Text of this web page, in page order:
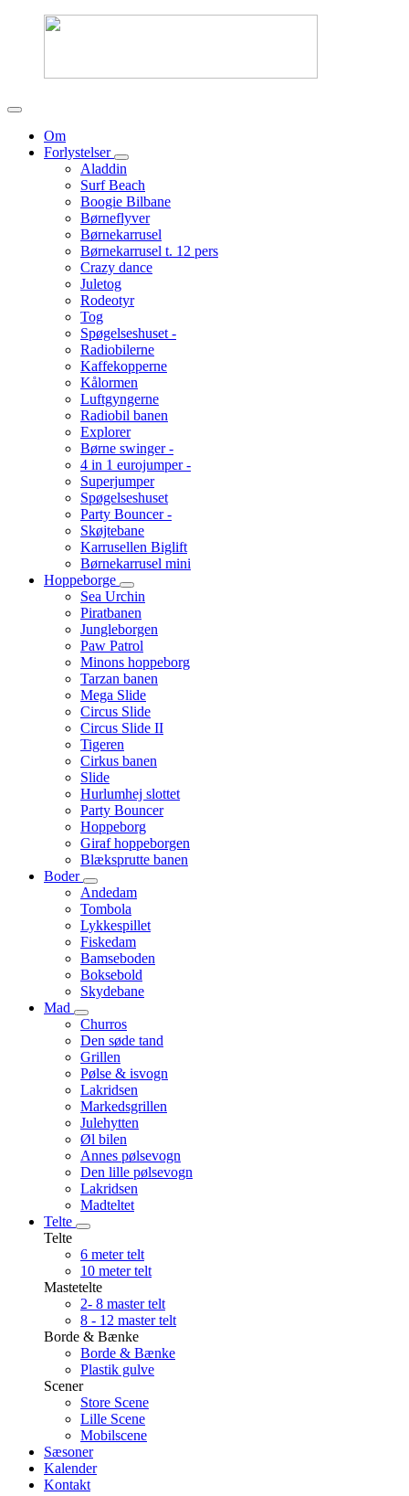
Om
Forlystelser
Aladdin
Surf Beach
Boogie Bilbane
Børneflyver
Børnekarrusel
Børnekarrusel t. 12 pers
Crazy dance
Juletog
Rodeotyr
Tog
Spøgelseshuset -
Radiobilerne
Kaffekopperne
Kålormen
Luftgyngerne
Radiobil banen
Explorer
Børne swinger -
4 in 1 eurojumper -
Superjumper
Spøgelseshuset
Party Bouncer -
Skøjtebane
Karrusellen Biglift
Børnekarrusel mini
Hoppeborge
Sea Urchin
Piratbanen
Jungleborgen
Paw Patrol
Minons hoppeborg
Tarzan banen
Mega Slide
Circus Slide
Circus Slide II
Tigeren
Cirkus banen
Slide
Hurlumhej slottet
Party Bouncer
Hoppeborg
Giraf hoppeborgen
Blæksprutte banen
Boder
Andedam
Tombola
Lykkespillet
Fiskedam
Bamseboden
Boksebold
Skydebane
Mad
Churros
Den søde tand
Grillen
Pølse & isvogn
Lakridsen
Markedsgrillen
Julehytten
Øl bilen
Annes pølsevogn
Den lille pølsevogn
Lakridsen
Madteltet
Telte
Telte
6 meter telt
10 meter telt
Mastetelte
2- 8 master telt
8 - 12 master telt
Borde & Bænke
Borde & Bænke
Plastik gulve
Scener
Store Scene
Lille Scene
Mobilscene
Sæsoner
Kalender
Kontakt